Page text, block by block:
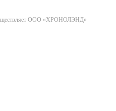
ООО «ХРОНОЛЭНД»